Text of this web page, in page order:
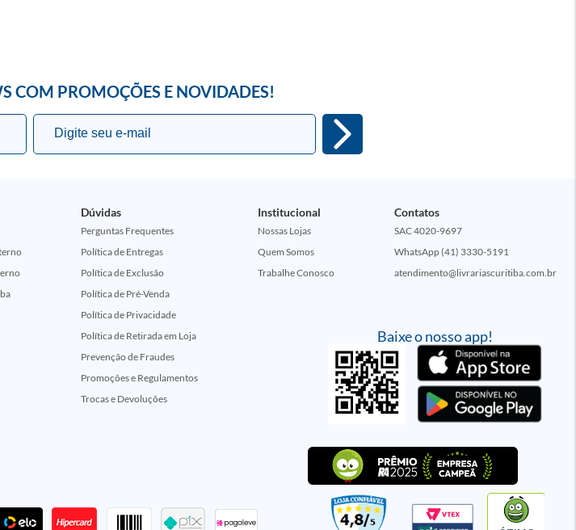
COM PROMOÇÕES E NOVIDADES!
Baixe o nosso app!
Dúvidas
Perguntas Frequentes
Política de Entregas
Política de Exclusão
Política de Pré-Venda
Política de Privacidade
Política de Retirada em Loja
Prevenção de Fraudes
Promoções e Regulamentos
Trocas e Devoluções
Institucional
Nossas Lojas
Quem Somos
Trabalhe Conosco
Contatos
SAC 4020-9697
WhatsApp (41) 3330-5191
atendimento@livrariascuritiba.com.br